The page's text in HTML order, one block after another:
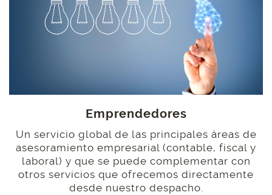
Emprendedores
Un servicio global de las principales áreas de
asesoramiento empresarial (contable, fiscal y
laboral) y que se puede complementar con
otros servicios que ofrecemos directamente
desde nuestro despacho.